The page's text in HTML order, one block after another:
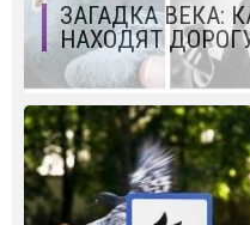
ЗАГАДКА ВЕКА:
НАХОДЯТ